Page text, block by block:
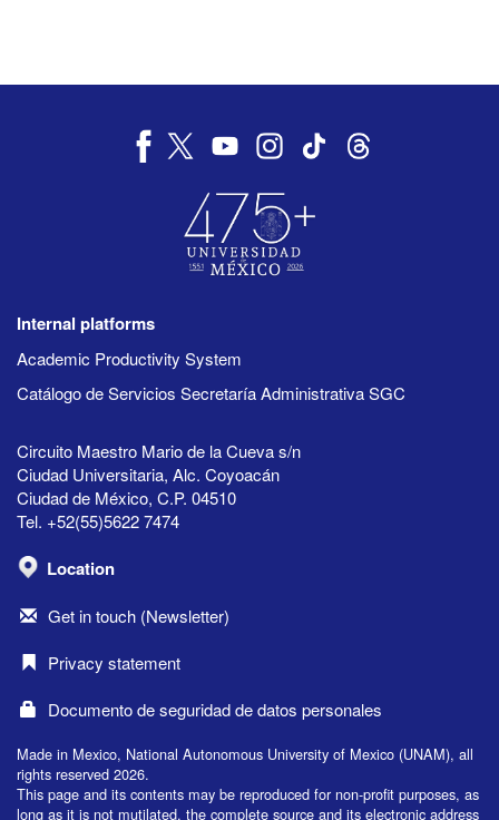
Internal platforms
Academic Productivity System
Catálogo de Servicios Secretaría Administrativa SGC
Circuito Maestro Mario de la Cueva s/n
Ciudad Universitaria, Alc. Coyoacán
Ciudad de México, C.P. 04510
Tel. +52(55)5622 7474
Location
Get in touch (Newsletter)
Privacy statement
Documento de seguridad de datos personales
Made in Mexico, National Autonomous University of Mexico (UNAM), all
rights reserved 2026.
This page and its contents may be reproduced for non-profit purposes, as
long as it is not mutilated, the complete source and its electronic address